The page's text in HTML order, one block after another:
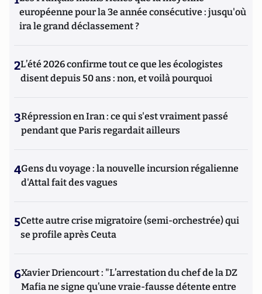
européenne pour la 3e année consécutive : jusqu'où
ira le grand déclassement ?
2L’été 2026 confirme tout ce que les écologistes
disent depuis 50 ans : non, et voilà pourquoi
3Répression en Iran : ce qui s'est vraiment passé
pendant que Paris regardait ailleurs
4Gens du voyage : la nouvelle incursion régalienne
d'Attal fait des vagues
5Cette autre crise migratoire (semi-orchestrée) qui
se profile après Ceuta
6Xavier Driencourt : "L’arrestation du chef de la DZ
Mafia ne signe qu’une vraie-fausse détente entre